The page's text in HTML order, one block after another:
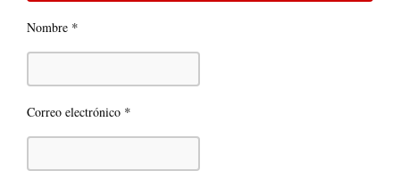
Nombre *
Correo electrónico *